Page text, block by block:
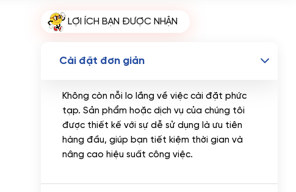
Tên miền Quốc tế(+350.000 VND)
LỢI ÍCH BẠN ĐƯỢC NHẬN
Cài đặt đơn giản
Không còn nỗi lo lắng về việc cài đặt phức
tạp. Sản phẩm hoặc dịch vụ của chúng tôi
được thiết kế với sự dễ sử dụng là ưu tiên
hàng đầu, giúp bạn tiết kiệm thời gian và
nâng cao hiệu suất công việc.